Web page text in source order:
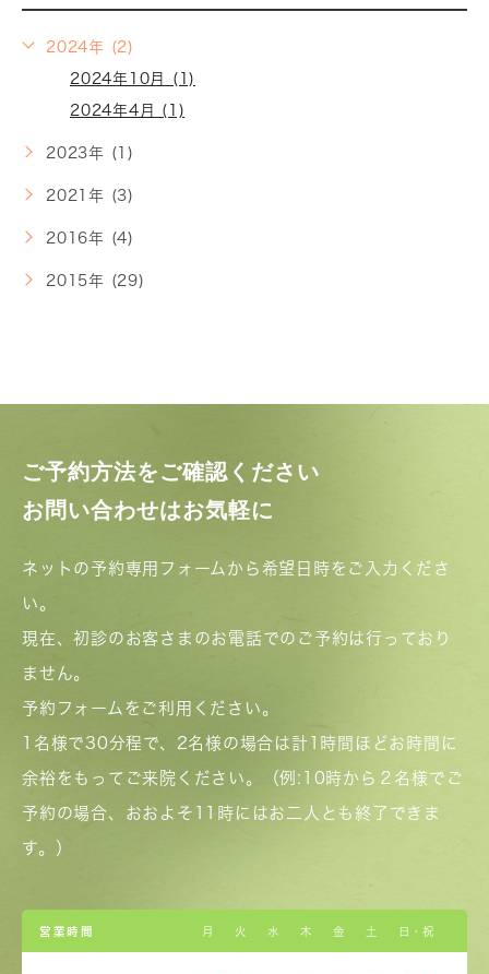
2024年 (2)
2024年10月 (1)
2024年4月 (1)
2023年 (1)
2021年 (3)
2016年 (4)
2015年 (29)
ご予約方法をご確認ください
お問い合わせはお気軽に
ネットの予約専用フォームから希望日時をご入力くださ
い。
現在、初診のお客さまのお電話でのご予約は行っており
ません。
予約フォームをご利用ください。
1名様で30分程で、2名様の場合は計1時間ほどお時間に
余裕をもってご来院ください。（例:10時から２名様でご
予約の場合、おおよそ11時にはお二人とも終了できま
す。）
営業時間 月 火 水 木 金 土 日・祝